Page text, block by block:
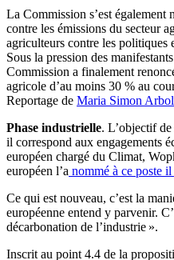
La Commission s’est également
contre les émissions du secteur
agriculteurs contre les politiques
Sous la pression des
Commission a finalement
agricole d’au moins 30 % au
Reportage de Maria Simon
Phase industrielle. L’objectif de
il correspond aux engagements
européen chargé du Climat,
européen l’a nommé à ce poste
Ce qui est nouveau, c’est la
européenne entend y parvenir.
décarbonation de l’industrie ».
Inscrit au point 4.4 de la